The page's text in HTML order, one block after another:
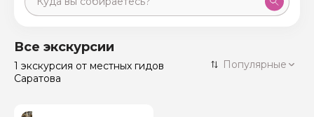
Санкт-Петербург
Россия
50 экскурсий
Все экскурсии
1 экскурсия от местных гидов
Саратова
Популярные